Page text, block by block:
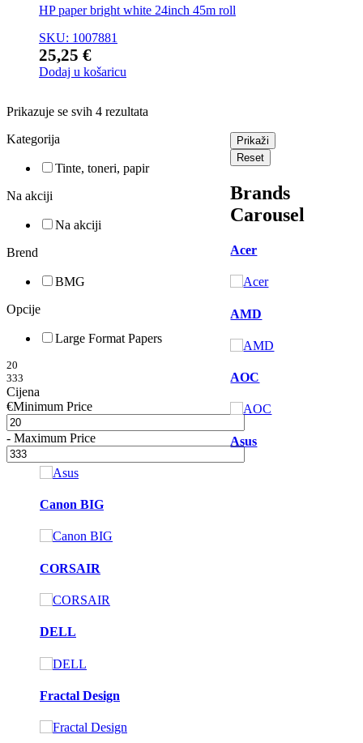
HP paper bright white 24inch 45m roll
SKU: 1007881
25,25 €
Dodaj u košaricu
Prikazuje se svih 4 rezultata
Kategorija
Tinte, toneri, papir
Na akciji
Na akciji
Brend
BMG
Opcije
Large Format Papers
20
333
Cijena
€Minimum Price
- Maximum Price
Prikaži
Reset
Brands
Carousel
Acer
AMD
AOC
Asus
Canon BIG
CORSAIR
DELL
Fractal Design